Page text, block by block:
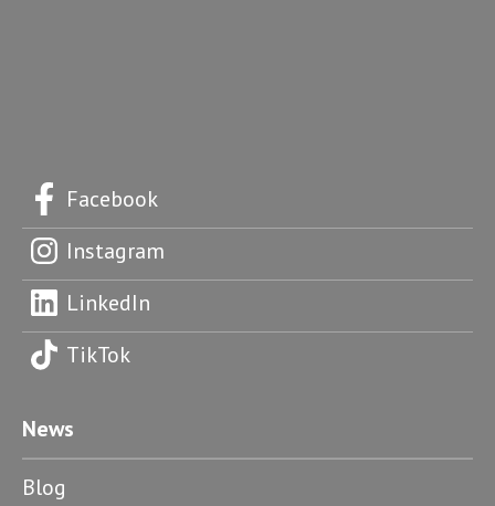
Facebook
Instagram
LinkedIn
TikTok
News
Blog